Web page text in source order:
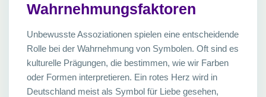
Wahrnehmungsfaktoren
Unbewusste Assoziationen spielen eine entscheidende
Rolle bei der Wahrnehmung von Symbolen. Oft sind es
kulturelle Prägungen, die bestimmen, wie wir Farben
oder Formen interpretieren. Ein rotes Herz wird in
Deutschland meist als Symbol für Liebe gesehen,